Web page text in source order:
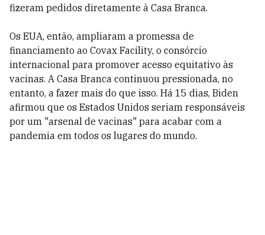
fizeram pedidos diretamente à Casa Branca.
Os EUA, então, ampliaram a promessa de
financiamento ao Covax Facility, o consórcio
internacional para promover acesso equitativo às
vacinas. A Casa Branca continuou pressionada, no
entanto, a fazer mais do que isso. Há 15 dias, Biden
afirmou que os Estados Unidos seriam responsáveis
por um "arsenal de vacinas" para acabar com a
pandemia em todos os lugares do mundo.